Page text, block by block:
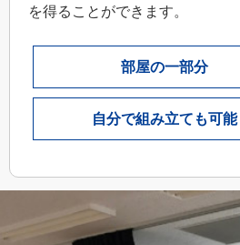
を得ることができます。
部屋の一部分
自分で組み立ても可能